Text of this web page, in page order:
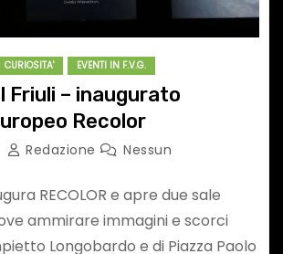
CURIOSITA' EVENTI IN F.V.G.
Friuli – inaugurato
Recolor
Redazione
Nessun
RECOLOR e apre due sale
ammirare immagini e scorci
Longobardo e di Piazza Paolo